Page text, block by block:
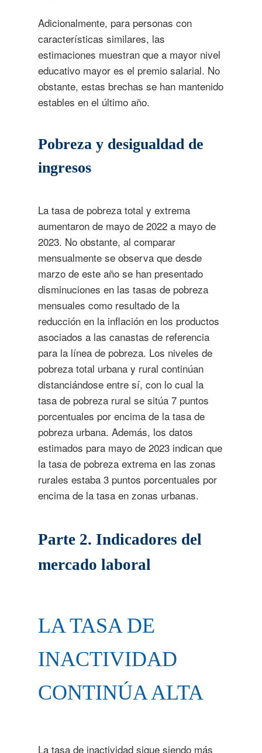
Adicionalmente, para personas con
características similares, las
estimaciones muestran que a mayor nivel
educativo mayor es el premio salarial. No
obstante, estas brechas se han mantenido
estables en el último año.
Pobreza y desigualdad de
ingresos
La tasa de pobreza total y extrema
aumentaron de mayo de 2022 a mayo de
2023. No obstante, al comparar
mensualmente se observa que desde
marzo de este año se han presentado
disminuciones en las tasas de pobreza
mensuales como resultado de la
reducción en la inflación en los productos
asociados a las canastas de referencia
para la línea de pobreza. Los niveles de
pobreza total urbana y rural continúan
distanciándose entre sí, con lo cual la
tasa de pobreza rural se sitúa 7 puntos
porcentuales por encima de la tasa de
pobreza urbana. Además, los datos
estimados para mayo de 2023 indican que
la tasa de pobreza extrema en las zonas
rurales estaba 3 puntos porcentuales por
encima de la tasa en zonas urbanas.
Parte 2. Indicadores del
mercado laboral
LA TASA DE
INACTIVIDAD
CONTINÚA ALTA
La tasa de inactividad sigue siendo más